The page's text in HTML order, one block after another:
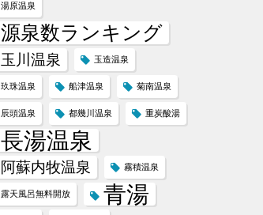
湯原温泉
源泉数ランキング
玉川温泉 玉造温泉
玖珠温泉 船津温泉 菊南温泉
辰頭温泉 都幾川温泉 重炭酸湯
長湯温泉
阿蘇内牧温泉 霧積温泉
露天風呂無料開放 青湯